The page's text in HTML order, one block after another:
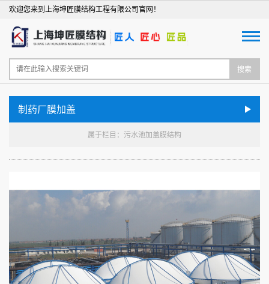
欢迎您来到上海坤匠膜结构工程有限公司官网！
搜索
制药厂膜加盖
属于栏目：污水池加盖膜结构